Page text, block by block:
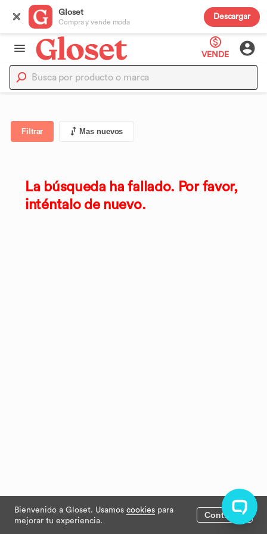
Gloset
Compra y vende moda
Descargar
Bienvenido a Gloset. Usamos cookies para
mejorar tu experiencia.
Continuar
VENDE
Filtrar Mas nuevos
La búsqueda ha fallado. Por favor,
inténtalo de nuevo.